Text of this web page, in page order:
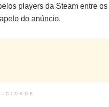
players da Steam entre
do anúncio.